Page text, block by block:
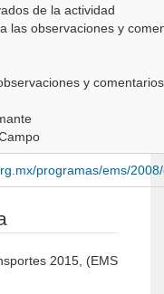
de la actividad
las observaciones y
y comentarios
programas/ems/